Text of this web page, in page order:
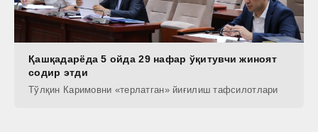
Қашқадарёда 5 ойда 29 нафар ўқитувчи жиноят
содир этди
Тўлқин Каримовни «терлатган» йиғилиш тафсилотлари